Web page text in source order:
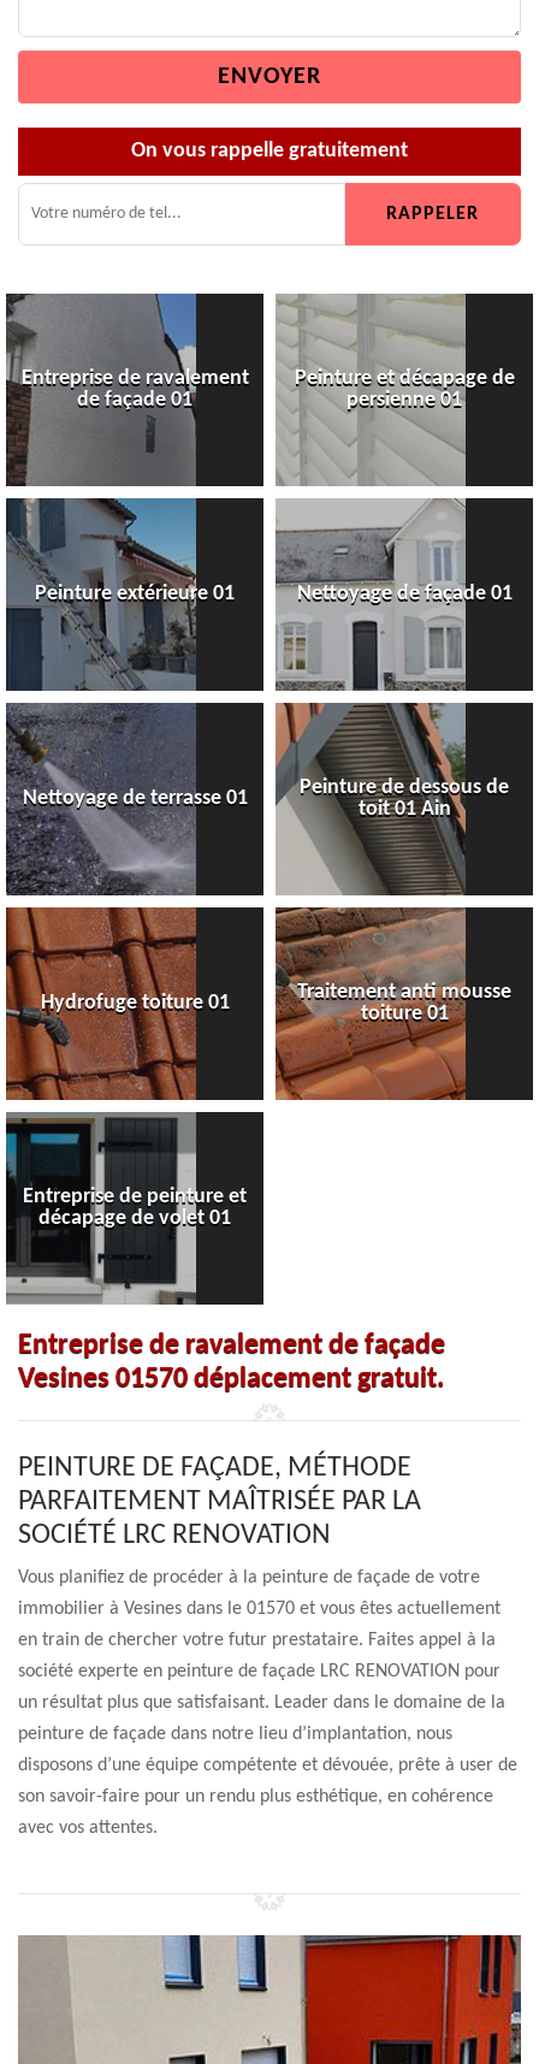
On vous rappelle gratuitement
Entreprise de ravalement
de façade 01
Peinture et décapage de
persienne 01
Peinture extérieure 01 Nettoyage de façade 01
Nettoyage de terrasse 01
Peinture de dessous de
toit 01 Ain
Hydrofuge toiture 01
Traitement anti mousse
toiture 01
Entreprise de peinture et
décapage de volet 01
Entreprise de ravalement de façade
Vesines 01570 déplacement gratuit.
PEINTURE DE FAÇADE, MÉTHODE
PARFAITEMENT MAÎTRISÉE PAR LA
SOCIÉTÉ LRC RENOVATION
Vous planifiez de procéder à la peinture de façade de votre
immobilier à Vesines dans le 01570 et vous êtes actuellement
en train de chercher votre futur prestataire. Faites appel à la
société experte en peinture de façade LRC RENOVATION pour
un résultat plus que satisfaisant. Leader dans le domaine de la
peinture de façade dans notre lieu d’implantation, nous
disposons d’une équipe compétente et dévouée, prête à user de
son savoir-faire pour un rendu plus esthétique, en cohérence
avec vos attentes.